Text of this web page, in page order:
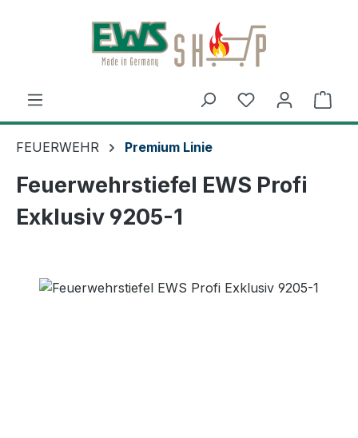
Zum Hauptinhalt springen
FEUERWEHR Premium Linie
Feuerwehrstiefel EWS Profi
Exklusiv 9205-1